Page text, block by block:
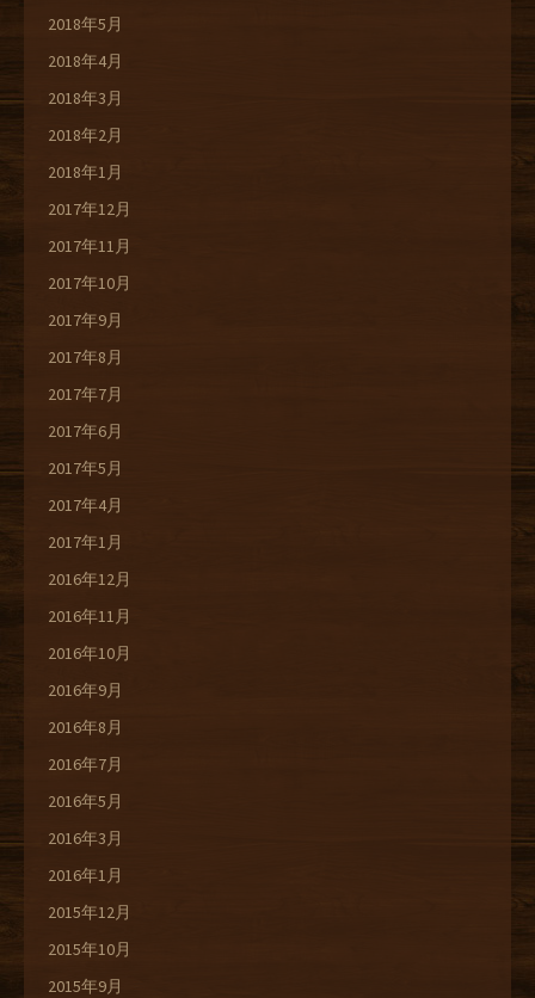
2018年5月
2018年4月
2018年3月
2018年2月
2018年1月
2017年12月
2017年11月
2017年10月
2017年9月
2017年8月
2017年7月
2017年6月
2017年5月
2017年4月
2017年1月
2016年12月
2016年11月
2016年10月
2016年9月
2016年8月
2016年7月
2016年5月
2016年3月
2016年1月
2015年12月
2015年10月
2015年9月